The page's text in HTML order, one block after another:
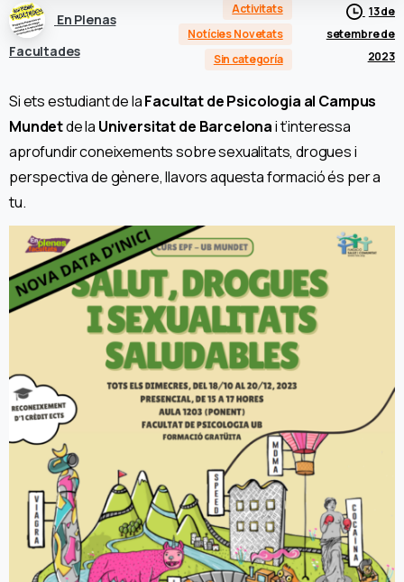
En Plenas
Facultades
Activitats
Notícies Novetats
Sin categoría
13 de
setembre de
2023
Si ets estudiant de laFacultat de Psicologia al Campus
Mundetde la Universitat de Barcelonai t’interessa
aprofundir coneixements sobre sexualitats, drogues i
perspectiva de gènere, llavors aquesta formació és per a
tu.